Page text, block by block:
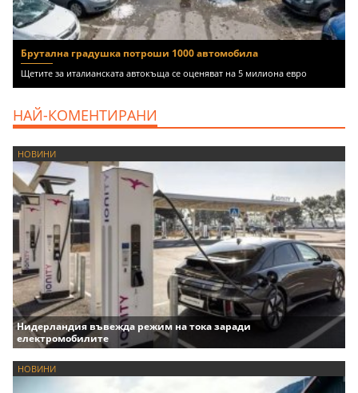
Брутална градушка потроши 1000 автомобила
Щетите за италианската автокъща се оценяват на 5 милиона евро
НАЙ-КОМЕНТИРАНИ
НОВИНИ
Нидерландия въвежда режим на тока заради
електромобилите
НОВИНИ